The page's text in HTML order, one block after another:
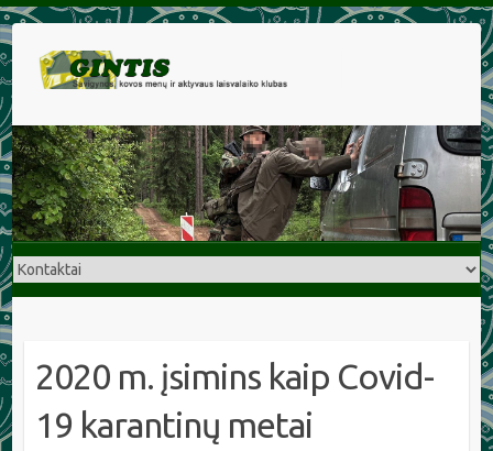
2020 m. įsimins kaip Covid-
19 karantinų metai